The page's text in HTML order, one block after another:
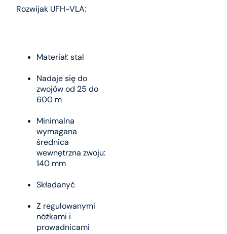
Rozwijak UFH-VLA:
Materiał: stal
Nadaje się do
zwojów od 25 do
600 m
Minimalna
wymagana
średnica
wewnętrzna zwoju:
140 mm
Składanyć
Z regulowanymi
nóżkami i
prowadnicami